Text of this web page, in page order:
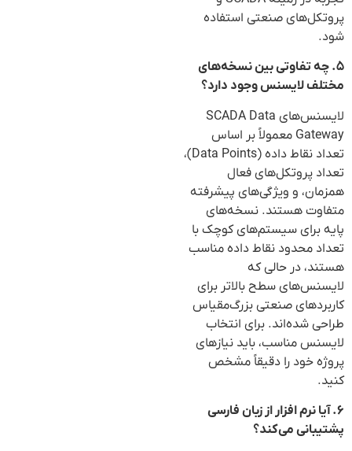
پروتکل‌های صنعتی استفاده
شود.
۵. چه تفاوتی بین نسخه‌های
مختلف لایسنس وجود دارد؟
لایسنس‌های SCADA Data
Gateway معمولاً بر اساس
تعداد نقاط داده (Data Points)،
تعداد پروتکل‌های فعال
همزمان، و ویژگی‌های پیشرفته
متفاوت هستند. نسخه‌های
پایه برای سیستم‌های کوچک با
تعداد محدود نقاط داده مناسب
هستند، در حالی که
لایسنس‌های سطح بالاتر برای
کاربردهای صنعتی بزرگ‌مقیاس
طراحی شده‌اند. برای انتخاب
لایسنس مناسب، باید نیازهای
پروژه خود را دقیقاً مشخص
کنید.
۶. آیا نرم افزار از زبان فارسی
پشتیبانی می‌کند؟